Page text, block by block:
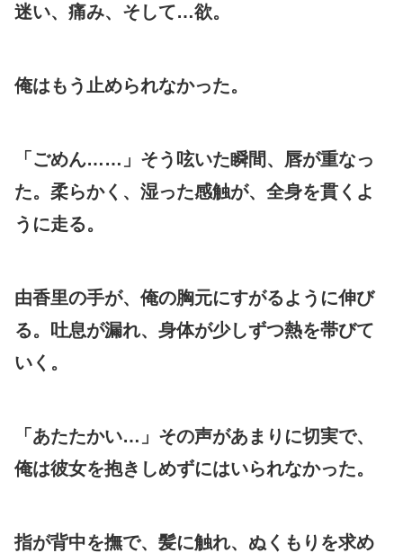
迷い、痛み、そして…欲。
俺はもう止められなかった。
「ごめん……」そう呟いた瞬間、唇が重なっ
た。柔らかく、湿った感触が、全身を貫くよ
うに走る。
由香里の手が、俺の胸元にすがるように伸び
る。吐息が漏れ、身体が少しずつ熱を帯びて
いく。
「あたたかい…」その声があまりに切実で、
俺は彼女を抱きしめずにはいられなかった。
指が背中を撫で、髪に触れ、ぬくもりを求め